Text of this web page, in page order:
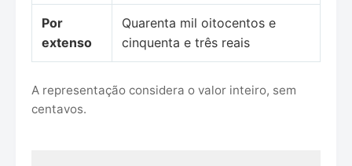
Por
extenso
Quarenta mil oitocentos e
cinquenta e três reais
A representação considera o valor inteiro, sem
centavos.